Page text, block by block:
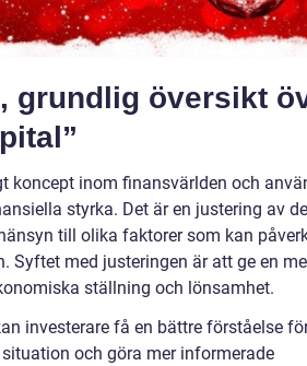
grundlig översikt
koncept inom finansvärlden och
styrka. Det är en justering av
till olika faktorer som kan
Syftet med justeringen är att ge en
ställning och lönsamhet.
investerare få en bättre förståelse
och göra mer informerade